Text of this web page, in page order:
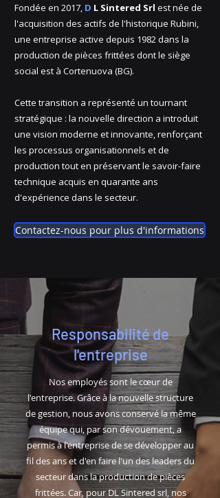
Fondée en 2017, D L Sintered Srl est née de
l'acquisition des actifs de l'historique Rubini,
une entreprise active depuis 1982 dans la
production de pièces frittées dont le siège
social est à Cortenuova (BG).
Cette transition a représenté un tournant
stratégique : la nouvelle direction a introduit
une vision moderne et innovante, renforçant
les processus organisationnels et de
production tout en préservant le savoir-faire
technique acquis en quarante ans
d'expérience dans le secteur.
Contactez-nous pour plus d'informations
Responsabilité de
l'entreprise
Nos employés sont le cœur de
l'entreprise. Grâce à la nouvelle structure
de gestion, nous avons conservé la même
équipe qui, par son dévouement, a
permis à l'entreprise de se développer au
fil des ans et d'en faire l'un des leaders du
secteur dans la production de pièces
frittées. Car, pour DL Sintered srl, nos